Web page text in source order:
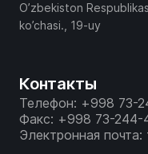
O’zbekiston
ko’chasi., 19-uy
Контакты
Телефон: +998 73-
Факс: +998 73-244-
Электронная почта: